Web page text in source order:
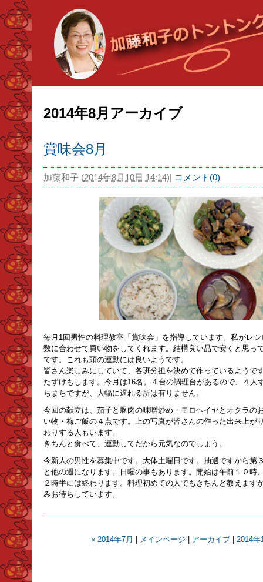
2014年8月アーカイブ
賞味会8月
加藤和子(2014年8月10日 14:14)| コメント(0)
毎月1回男性の料理教室「賞味会」を指導しています。私がレ
数に合わせて買い物をしてくれます。結構良い品で安くと思っ
です。これも頭の運動には良いようです。
皆さん楽しみにしていて、各班分担を決めて作っているようで
たずけもします。今月は16名。４台の調理台があるので、４人
ちまちですが、大幅に遅れる所は有りません。
今回の献立は、茄子と豚肉の味噌炒め・モロヘイヤとオクラの
い物・梅ご飯の４点です。上の写真が皆さんの作った出来上が
わりする人もいます。
きちんと食べて、運動してだから元気なのでしょう。
今新人の男性を募集中です。大体土曜日です。抽選ですから第
と他の週になります。日曜の事もあります。開始は午前１０時
２時半には終わります。料理初めての人でもきちんと教えます
みお待ちしています。
« 2014年7月 メインページ アーカイブ 2014年